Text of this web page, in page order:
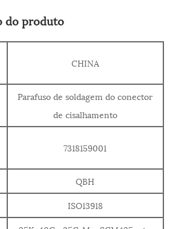
do produto
CHINA
Parafuso de soldagem do conector
de cisalhamento
7318159001
QBH
ISO13918